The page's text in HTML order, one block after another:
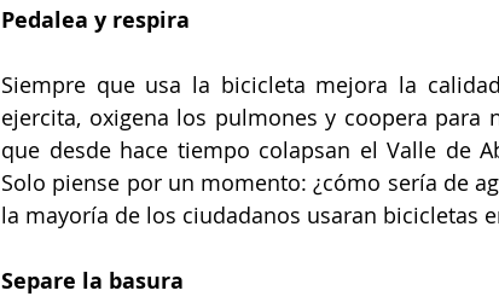
Pedalea y respira
Siempre que usa la bicicleta mejora la
ejercita, oxigena los pulmones y coopera para
que desde hace tiempo colapsan el Valle de
Solo piense por un momento: ¿cómo sería de
la mayoría de los ciudadanos usaran bicicletas
Separe la basura